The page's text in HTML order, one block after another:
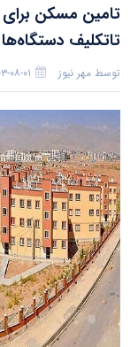
تامین مسکن برای
تاتکلیف دستگاه‌ها
توسط مهر نیوز ۱۴۰۳-